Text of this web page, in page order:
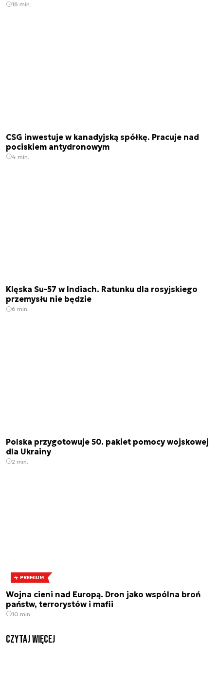
16 min.
CSG inwestuje w kanadyjską spółkę. Pracuje nad
pociskiem antydronowym
4 min.
Klęska Su-57 w Indiach. Ratunku dla rosyjskiego
przemysłu nie będzie
6 min.
Polska przygotowuje 50. pakiet pomocy wojskowej
dla Ukrainy
2 min.
PREMIUM
Wojna cieni nad Europą. Dron jako wspólna broń
państw, terrorystów i mafii
10 min.
czytaj więcej